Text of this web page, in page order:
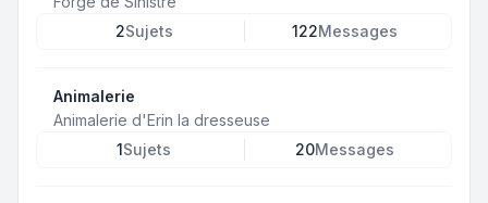
2Sujets 122Messages
Animalerie
Animalerie d'Erin la dresseuse
1Sujets 20Messages